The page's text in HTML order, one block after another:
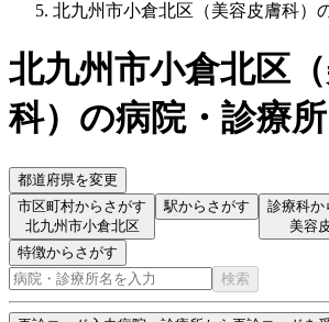
北九州市小倉北区（美容皮膚科）
北九州市小倉北区 （
科） の病院・診療所
都道府県を変更
市区町村からさがす
北九州市小倉北区
駅からさがす
診療科か
美容
特徴からさがす
検索